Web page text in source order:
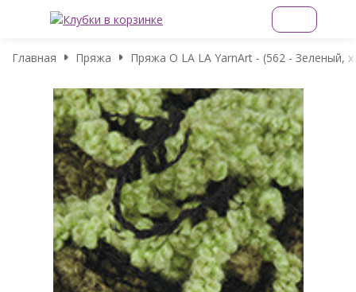
Главная Пряжа Пряжа O LA LA YarnArt - (562 - Зеленый,